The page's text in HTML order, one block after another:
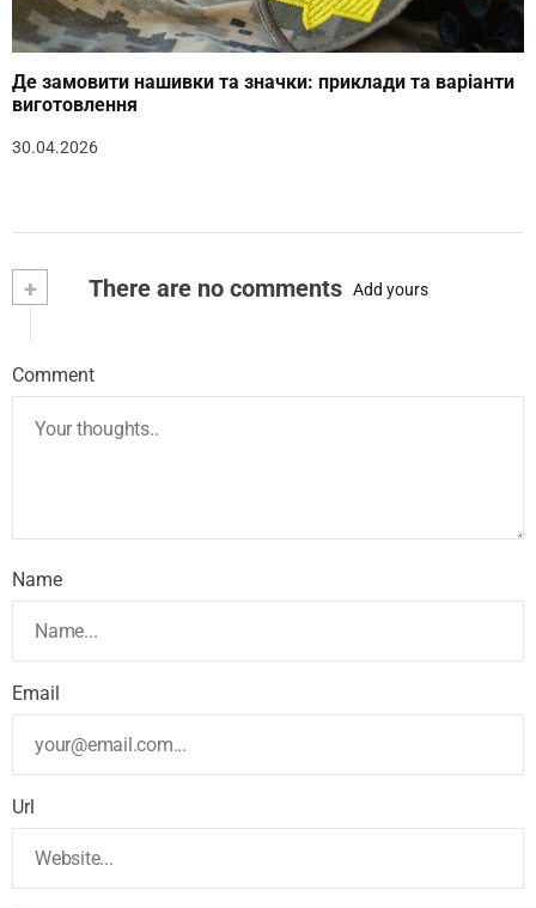
Де замовити нашивки та значки: приклади та варіанти
виготовлення
30.04.2026
+ There are no comments Add yours
Comment
Name
Email
Url